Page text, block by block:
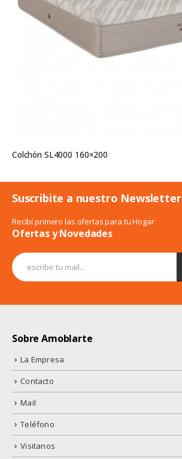
Colchón SL4000 160×200
Suscribite a nuestro Newsletter
Recibí primero las ofertas para tu Hogar
Ofertas y Novedades
Sobre Amoblarte
La Empresa
Contacto
Mail
Teléfono
Visitanos